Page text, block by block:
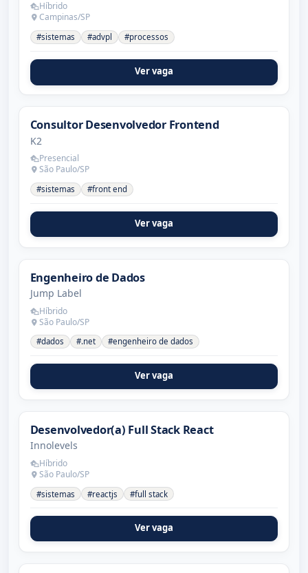
Híbrido
Campinas/SP
#sistemas #advpl #processos
Ver vaga
Consultor Desenvolvedor Frontend
K2
Presencial
São Paulo/SP
#sistemas #front end
Ver vaga
Engenheiro de Dados
Jump Label
Híbrido
São Paulo/SP
#dados #.net #engenheiro de dados
Ver vaga
Desenvolvedor(a) Full Stack React
Innolevels
Híbrido
São Paulo/SP
#sistemas #reactjs #full stack
Ver vaga